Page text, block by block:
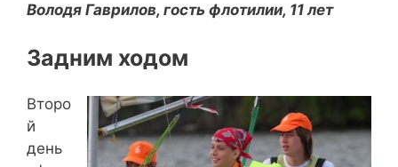
Володя Гаврилов, гость флотилии, 11 лет
Задним ходом
Второ
й
день